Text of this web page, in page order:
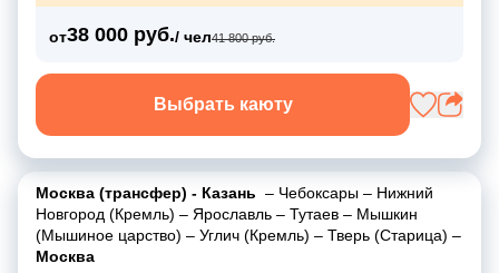
от38 000 руб./ чел41 800 руб.
Выбрать каюту
Москва (трансфер) - Казань – Чебоксары – Нижний
Новгород (Кремль) – Ярославль – Тутаев – Мышкин
(Мышиное царство) – Углич (Кремль) – Тверь (Старица) –
Москва